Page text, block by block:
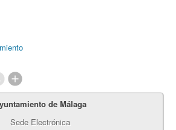
de Málaga
Sede Electrónica